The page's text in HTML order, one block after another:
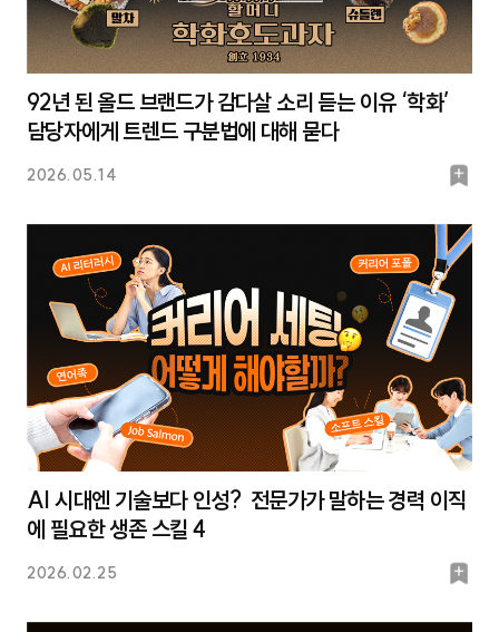
92년 된 올드 브랜드가 감다살 소리 듣는 이유 ‘학화’
담당자에게 트렌드 구분법에 대해 묻다
2026.05.14
북
크
AI 시대엔 기술보다 인성? 전문가가 말하는 경력 이직
에 필요한 생존 스킬 4
2026.02.25
북